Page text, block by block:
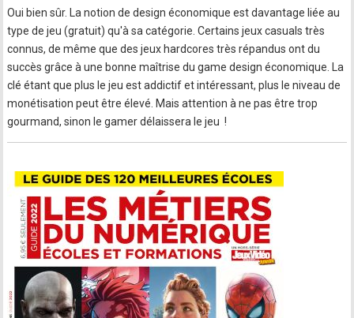
Oui bien sûr. La notion de design économique est davantage liée au
type de jeu (gratuit) qu'à sa catégorie. Certains jeux casuals très
connus, de même que des jeux hardcores très répandus ont du
succès grâce à une bonne maîtrise du game design économique. La
clé étant que plus le jeu est addictif et intéressant, plus le niveau de
monétisation peut être élevé. Mais attention à ne pas être trop
gourmand, sinon le gamer délaissera le jeu !